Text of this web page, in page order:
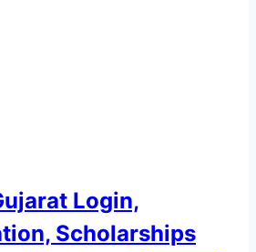
Login,
Scholarships